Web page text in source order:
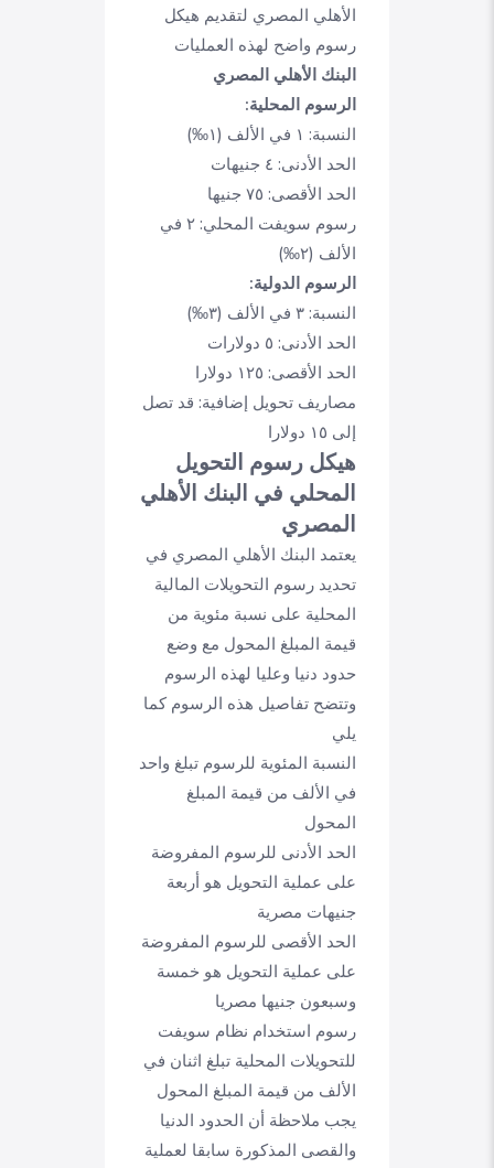
الأهلي المصري لتقديم هيكل
رسوم واضح لهذه العمليات
البنك الأهلي المصري
الرسوم المحلية:
النسبة: ١ في الألف (١‰)
الحد الأدنى: ٤ جنيهات
الحد الأقصى: ٧٥ جنيها
رسوم سويفت المحلي: ٢ في
الألف (٢‰)
الرسوم الدولية:
النسبة: ٣ في الألف (٣‰)
الحد الأدنى: ٥ دولارات
الحد الأقصى: ١٢٥ دولارا
مصاريف تحويل إضافية: قد تصل
إلى ١٥ دولارا
هيكل رسوم التحويل
المحلي في البنك الأهلي
المصري
يعتمد البنك الأهلي المصري في
تحديد رسوم التحويلات المالية
المحلية على نسبة مئوية من
قيمة المبلغ المحول مع وضع
حدود دنيا وعليا لهذه الرسوم
وتتضح تفاصيل هذه الرسوم كما
يلي
النسبة المئوية للرسوم تبلغ واحد
في الألف من قيمة المبلغ
المحول
الحد الأدنى للرسوم المفروضة
على عملية التحويل هو أربعة
جنيهات مصرية
الحد الأقصى للرسوم المفروضة
على عملية التحويل هو خمسة
وسبعون جنيها مصريا
رسوم استخدام نظام سويفت
للتحويلات المحلية تبلغ اثنان في
الألف من قيمة المبلغ المحول
يجب ملاحظة أن الحدود الدنيا
والقصى المذكورة سابقا لعملية